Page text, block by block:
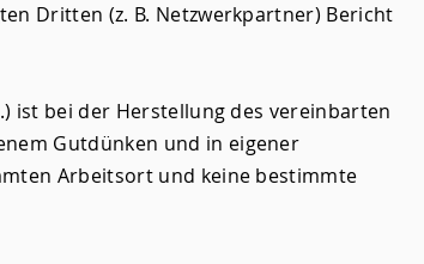
Dritten (z. B. Netzwerkpartner) Bericht
ist bei der Herstellung des vereinbarten
Gutdünken und in eigener
Arbeitsort und keine bestimmte